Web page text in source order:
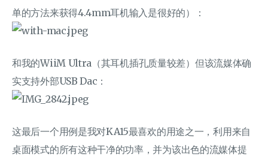
单的方法来获得4.4mm耳机输入是很好的）：
和我的WiiM Ultra（其耳机插孔质量较差）但该流媒体确
实支持外部USB Dac：
这最后一个用例是我对KA15最喜欢的用途之一，利用来自
桌面模式的所有这种干净的功率，并为该出色的流媒体提